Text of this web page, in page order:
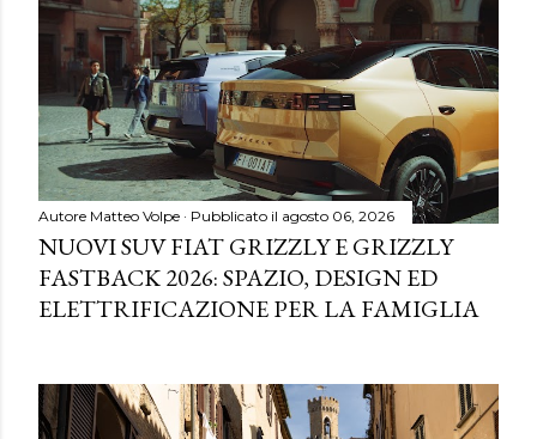
Autore Matteo Volpe Pubblicato il agosto 06, 2026
NUOVI SUV FIAT GRIZZLY E GRIZZLY
FASTBACK 2026: SPAZIO, DESIGN ED
ELETTRIFICAZIONE PER LA FAMIGLIA